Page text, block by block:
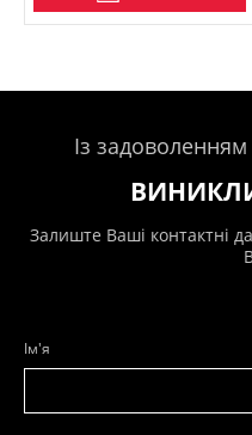
Із
Залиште Ваші контактні
Ім'я